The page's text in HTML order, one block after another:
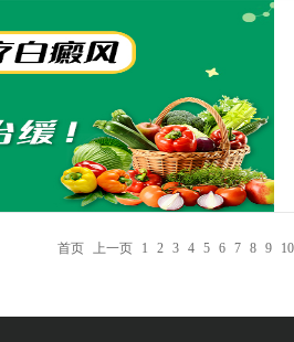
首页 上一页 1 2 3 4 5 6 7 8 9 10